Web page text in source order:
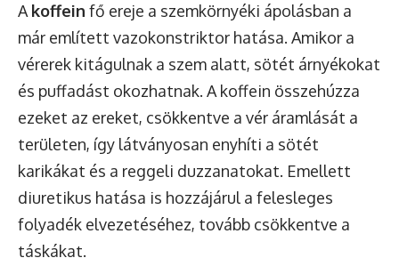
A koffein fő ereje a szemkörnyéki ápolásban a
már említett vazokonstriktor hatása. Amikor a
vérerek kitágulnak a szem alatt, sötét árnyékokat
és puffadást okozhatnak. A koffein összehúzza
ezeket az ereket, csökkentve a vér áramlását a
területen, így látványosan enyhíti a sötét
karikákat és a reggeli duzzanatokat. Emellett
diuretikus hatása is hozzájárul a felesleges
folyadék elvezetéséhez, tovább csökkentve a
táskákat.